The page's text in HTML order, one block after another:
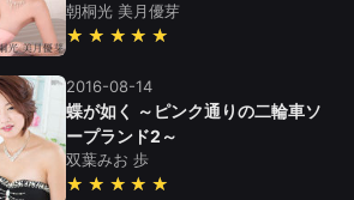
朝桐光 美月優芽
★★★★★
2016-08-14
蝶が如く ～ピンク通りの二輪車ソ
ープランド2～
双葉みお 歩
★★★★★